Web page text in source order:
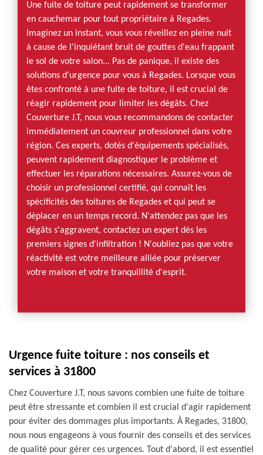
Une fuite de toiture peut rapidement se transformer
en cauchemar pour tout propriétaire à Regades.
Imaginez un instant, vous vous réveillez en pleine nuit
à cause de l'inquiétant bruit de gouttes d'eau frappant
le sol de votre salon... Pas de panique, il existe des
solutions d'urgence pour vous à Regades. Lorsque vous
êtes confronté à une fuite de toiture, il est crucial de
réagir rapidement pour limiter les dégâts. Chez
Couverture J.T, nous vous recommandons de contacter
immédiatement un couvreur professionnel dans votre
région. Ces experts, dotés d'équipements spécialisés,
peuvent rapidement diagnostiquer le problème et
effectuer les réparations nécessaires. Assurez-vous de
choisir un professionnel certifié, qui connaît les
spécificités des toitures de Regades et qui peut se
déplacer en un temps record. N'attendez pas que les
dégâts s'aggravent, contactez un expert dès les
premiers signes d'infiltration ! N'oubliez pas que votre
réactivité est votre meilleure alliée pour préserver
votre maison et votre tranquillité d'esprit.
Urgence fuite toiture : nos conseils et
services à 31800
Chez Couverture J.T, nous savons combien une fuite de toiture
peut être stressante et combien il est crucial d'agir rapidement
pour éviter des dommages plus importants. À Regades, 31800,
nous nous engageons à vous fournir des conseils et des services
de qualité pour gérer ces urgences. Tout d'abord, il est essentiel